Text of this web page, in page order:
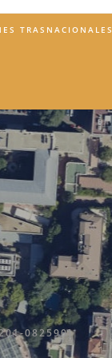
TRASNACIONALES
082590]